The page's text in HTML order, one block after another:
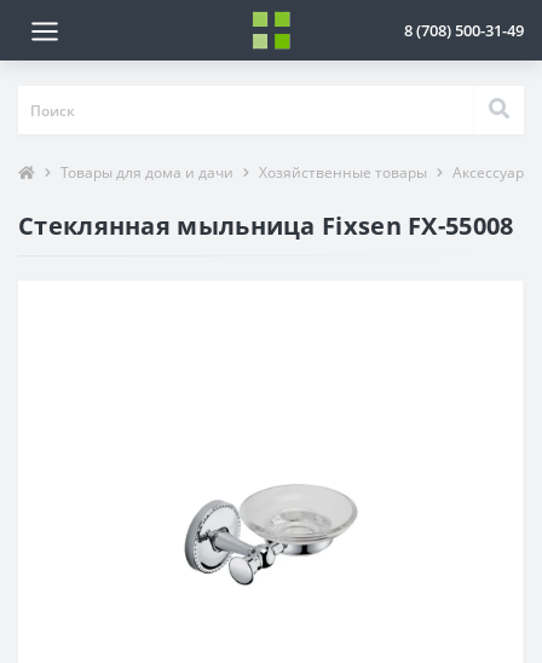
8 (708) 500-31-49
Товары для дома и дачи Хозяйственные товары Аксессуары
Стеклянная мыльница Fixsen FX-55008